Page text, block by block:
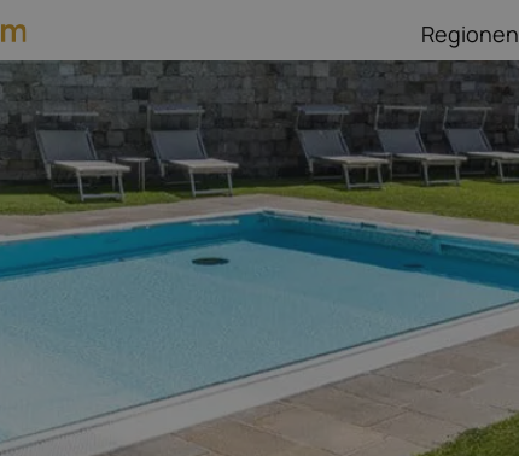
Regionen